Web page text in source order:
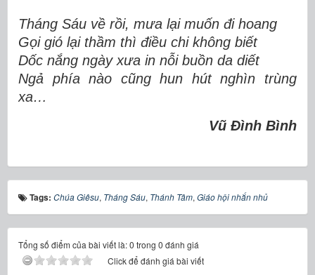
Tháng Sáu về rồi, mưa lại muốn đi hoang
Gọi gió lại thầm thì điều chi không biết
Dốc nắng ngày xưa in nỗi buồn da diết
Ngả phía nào cũng hun hút nghìn trùng
xa…
Vũ Đình Bình
Tags: Chúa Giêsu, Tháng Sáu, Thánh Tâm, Giáo hội nhắn nhủ
Tổng số điểm của bài viết là: 0 trong 0 đánh giá
Click để đánh giá bài viết